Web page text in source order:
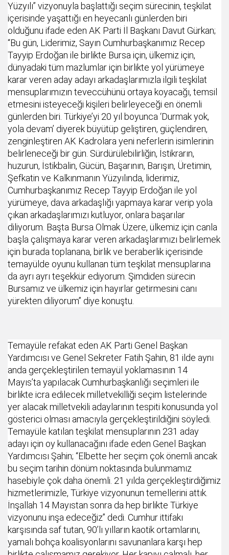
Yüzyılı” vizyonuyla başlattığı seçim sürecinin, teşkilat
içerisinde yaşattığı en heyecanlı günlerden biri
olduğunu ifade eden AK Parti İl Başkanı Davut Gürkan;
“Bu gün, Liderimiz, Sayın Cumhurbaşkanımız Recep
Tayyip Erdoğan ile birlikte Bursa için, ülkemiz için,
dünyadaki tüm mazlumlar için birlikte yol yürümeye
karar veren aday adayı arkadaşlarımızla ilgili teşkilat
mensuplarımızın teveccühünü ortaya koyacağı, temsil
etmesini isteyeceği kişileri belirleyeceği en önemli
günlerden biri. Türkiye’yi 20 yıl boyunca ‘Durmak yok,
yola devam’ diyerek büyütüp geliştiren, güçlendiren,
zenginleştiren AK Kadrolara yeni neferlerin isimlerinin
belirleneceği bir gün. Sürdürülebilirliğin, İstikrarın,
huzurun, İstikbalin, Gücün, Başarının, Barışın, Üretimin,
Şefkatin ve Kalkınmanın Yüzyılında, liderimiz,
Cumhurbaşkanımız Recep Tayyip Erdoğan ile yol
yürümeye, dava arkadaşlığı yapmaya karar verip yola
çıkan arkadaşlarımızı kutluyor, onlara başarılar
diliyorum. Başta Bursa Olmak Üzere, ülkemiz için canla
başla çalışmaya karar veren arkadaşlarımızı belirlemek
için burada toplanana, birlik ve beraberlik içerisinde
temayülde oyunu kullanan tüm teşkilat mensuplarına
da ayrı ayrı teşekkür ediyorum. Şimdiden sürecin
Bursamız ve ülkemiz için hayırlar getirmesini canı
yürekten diliyorum” diye konuştu.
Temayüle refakat eden AK Parti Genel Başkan
Yardımcısı ve Genel Sekreter Fatih Şahin, 81 ilde aynı
anda gerçekleştirilen temayül yoklamasının 14
Mayıs’ta yapılacak Cumhurbaşkanlığı seçimleri ile
birlikte icra edilecek milletvekilliği seçim listelerinde
yer alacak milletvekili adaylarının tespiti konusunda yol
gösterici olması amacıyla gerçekleştirildiğini söyledi.
Temayüle katılan teşkilat mensuplarının 231 aday
adayı için oy kullanacağını ifade eden Genel Başkan
Yardımcısı Şahin; “Elbette her seçim çok önemli ancak
bu seçim tarihin dönüm noktasında bulunmamız
hasebiyle çok daha önemli. 21 yılda gerçekleştirdiğimiz
hizmetlerimizle, Türkiye vizyonunun temellerini attık.
İnşallah 14 Mayıstan sonra da hep birlikte Türkiye
vizyonunu inşa edeceğiz” dedi. Cumhur ittifakı
karşısında saf tutan, 90’lı yılların kaotik ortamlarını,
yamalı bohça koalisyonlarını savunanlara karşı hep